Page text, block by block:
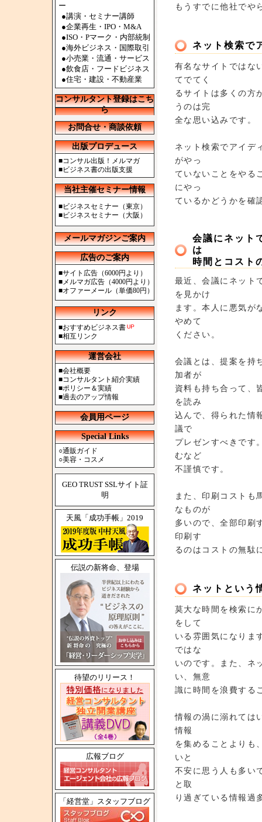
ー
●講演・セミナー講師
●企業再生・IPO・M&A
●ISO・Pマーク・内部統制
●海外ビジネス・国際取引
●小売業・流通・サービス
●飲食店・フードビジネス
●住宅・建設・不動産業
コンサルタント登録はこち
ら
お問合せ・商談依頼
出版プロデュース
■コンサル出版！メルマガ
■ビジネス書の出版支援
当社主催セミナー情報
■ビジネスセミナー（東京）
■ビジネスセミナー（大阪）
メールマガジンご案内
広告のご案内
■サイト広告（6000円より）
■メルマガ広告（4000円より）
■オファーメール（単価80円）
リンク
■おすすめビジネス書
■相互リンク
運営会社
■会社概要
■コンサルタント紹介実績
■ポリシー＆実績
■過去のアップ情報
会員用ページ
Special Links
○通販ガイド
○美容・コスメ
GEO TRUST SSLサイト証
明
天風「成功手帳」2019
伝説の新将命、登場
待望のリリース！
広報ブログ
「経営堂」スタッフブログ
もうすでに他社でや
ネット検索で
有名なサイトではな
てでてく
るサイトは多くの方
うのは完
全な思い込みです。
ネット検索でアイデ
がやっ
ていないことをやる
にやっ
ているかどうかを確
会議にネット
は
時間とコスト
最近、会議にネット
を見かけ
ます。本人に悪気が
やめて
ください。
会議とは、提案を持
加者が
資料も持ち合って、
を読み
込んで、得られた情
議で
プレゼンすべきです
むなど
不謹慎です。
また、印刷コストも
なものが
多いので、全部印刷
印刷す
るのはコストの無駄
ネットという
莫大な時間を検索に
をして
いる雰囲気になりま
ではな
いのです。また、ネ
い、無意
識に時間を浪費する
情報の渦に溺れては
情報
を集めることよりも
いと
不安に思う人も多い
と取
り過ぎている情報過